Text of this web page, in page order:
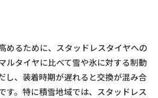
めるために、スタッドレスタイヤへの
ルタイヤに比べて雪や氷に対する制動
し、装着時期が遅れると交換が混み合
す。特に積雪地域では、スタッドレス